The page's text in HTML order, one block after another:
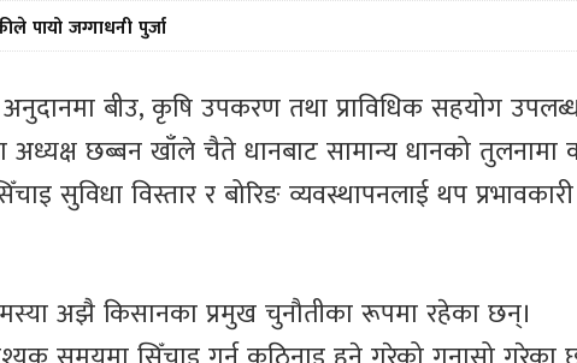
पायो जग्गाधनी पुर्जा
अनुदानमा बीउ, कृषि उपकरण तथा प्राविधिक सहयोग
छब्बन खाँले चैते धानबाट सामान्य धानको तुलनामा
सुविधा विस्तार र बोरिङ व्यवस्थापनलाई थप प्रभावकारी
अझै किसानका प्रमुख चुनौतीका रूपमा रहेका छन्।